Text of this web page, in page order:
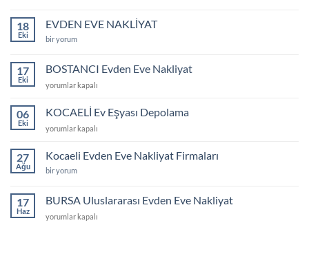
Eve
Nakliyat
Fiyatları
18
Eki
EVDEN EVE NAKLİYAT
EVDEN
için
bir yorum
17
Eki
BOSTANCI Evden Eve Nakliyat
BOSTANCI
Eve
için
yorumlar kapalı
06
Eki
KOCAELİ Ev Eşyası Depolama
KOCAELİ
Eşyası
için
yorumlar kapalı
27
Ağu
Kocaeli Evden Eve Nakliyat Firmaları
Kocaeli
Nakliyat
Firmaları
için
bir yorum
17
Haz
BURSA Uluslararası Evden Eve Nakliyat
BURSA
yorumlar kapalı